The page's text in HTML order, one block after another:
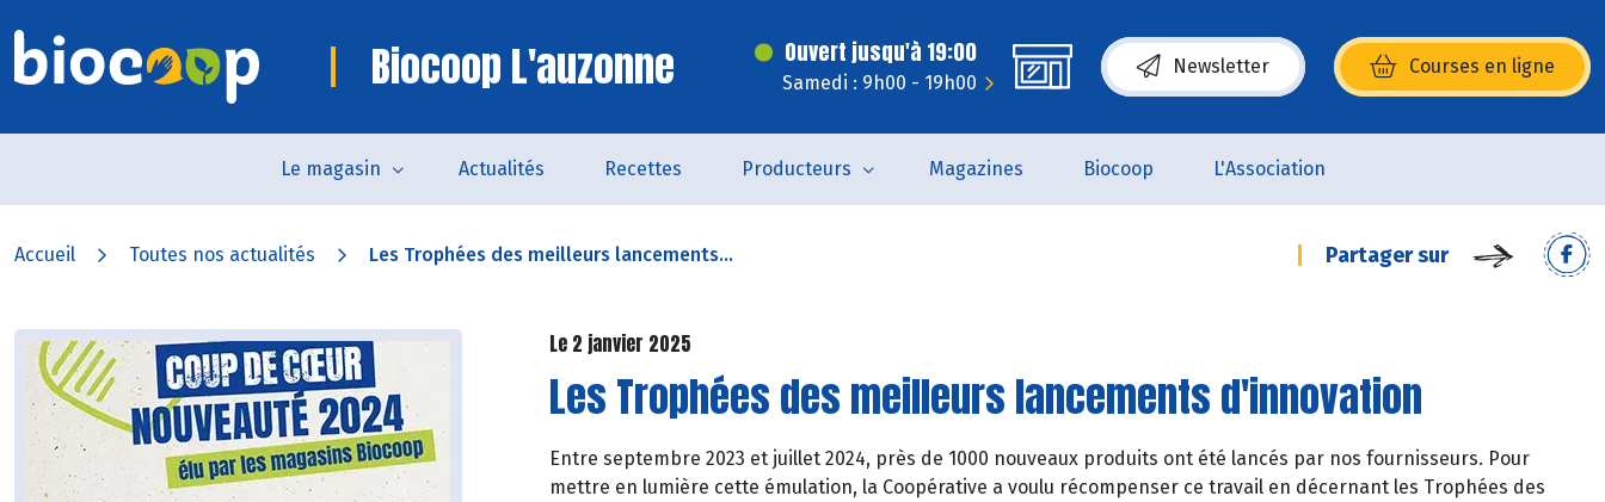
Biocoop L'auzonne Ouvert jusqu'à 19:00
Samedi : 9h00 - 19h00
Newsletter Courses en ligne
(s’ouvre dans une nouvelle fenêtre)
Le magasin Actualités Recettes Producteurs Magazines Biocoop L'Association
Accueil Toutes nos actualités Les Trophées des meilleurs lancements... Partager sur
Le 2 janvier 2025
Les Trophées des meilleurs lancements d'innovation
Entre septembre 2023 et juillet 2024, près de 1000 nouveaux produits ont été lancés par nos fournisseurs. Pour
mettre en lumière cette émulation, la Coopérative a voulu récompenser ce travail en décernant les Trophées des